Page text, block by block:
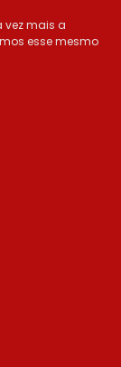
vez mais a
esse mesmo